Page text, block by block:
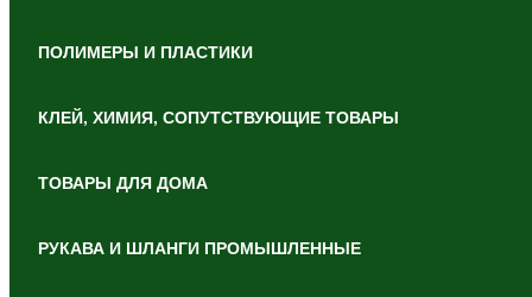
ПОЛИМЕРЫ И ПЛАСТИКИ
КЛЕЙ, ХИМИЯ, СОПУТСТВУЮЩИЕ ТОВАРЫ
ТОВАРЫ ДЛЯ ДОМА
РУКАВА И ШЛАНГИ ПРОМЫШЛЕННЫЕ